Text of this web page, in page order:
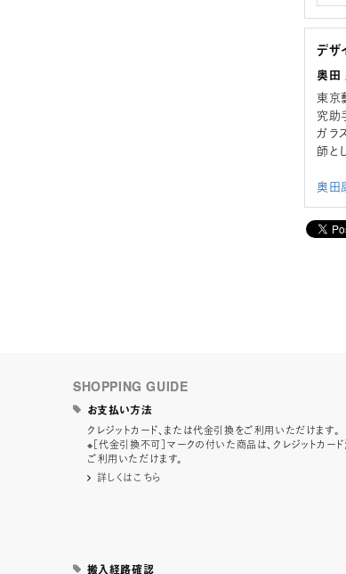
デザ
奥
東京
究助
ガラ
師と
奥田
SHOPPING GUIDE
お支払い方法
クレジットカード、または代金引換をご利用いただけます。
※［代金引換不可］マークの付いた商品は、クレジットカー
ご利用いただけます。
詳しくはこちら
搬入経路確認